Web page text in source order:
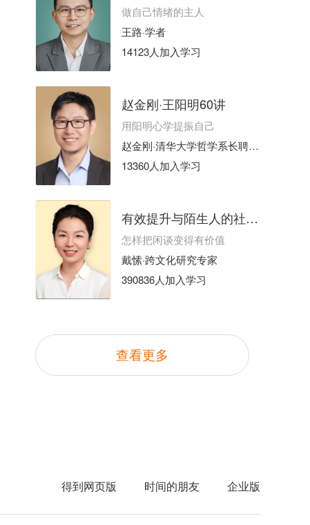
做自己情绪的主人
王路·学者
14123人加入学习
赵金刚·王阳明60讲
用阳明心学提振自己
赵金刚·清华大学哲学系长聘副教授
13360人加入学习
有效提升与陌生人的社交能力
怎样把闲谈变得有价值
戴愫·跨文化研究专家
390836人加入学习
查看更多
得到网页版 时间的朋友 企业版